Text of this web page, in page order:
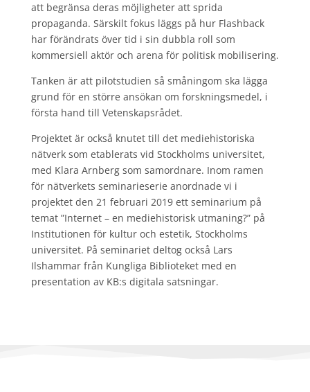
att begränsa deras möjligheter att sprida
propaganda. Särskilt fokus läggs på hur Flashback
har förändrats över tid i sin dubbla roll som
kommersiell aktör och arena för politisk mobilisering.
Tanken är att pilotstudien så småningom ska lägga
grund för en större ansökan om forskningsmedel, i
första hand till Vetenskapsrådet.
Projektet är också knutet till det mediehistoriska
nätverk som etablerats vid Stockholms universitet,
med Klara Arnberg som samordnare. Inom ramen
för nätverkets seminarieserie anordnade vi i
projektet den 21 februari 2019 ett seminarium på
temat ”Internet – en mediehistorisk utmaning?” på
Institutionen för kultur och estetik, Stockholms
universitet. På seminariet deltog också Lars
Ilshammar från Kungliga Biblioteket med en
presentation av KB:s digitala satsningar.